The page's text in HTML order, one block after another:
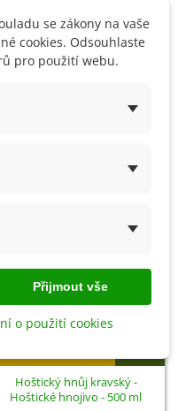
Hoštický hnůj kravský -
Hoštické hnojivo - 500 ml
se zákony na vaše
cookies. Odsouhlaste
pro použití webu.
Přijmout vše
o použití cookies